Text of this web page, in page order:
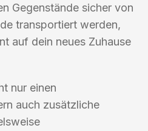
Gegenstände sicher von
transportiert werden,
auf dein neues Zuhause
nur einen
auch zusätzliche